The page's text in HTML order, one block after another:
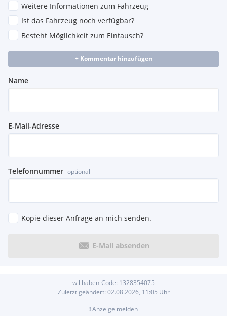
Weitere Informationen zum Fahrzeug
Ist das Fahrzeug noch verfügbar?
Besteht Möglichkeit zum Eintausch?
+ Kommentar hinzufügen
Name
E-Mail-Adresse
Telefonnummer optional
Kopie dieser Anfrage an mich senden.
E-Mail absenden
willhaben-Code: 1328354075
Zuletzt geändert: 02.08.2026, 11:05 Uhr
!Anzeige melden